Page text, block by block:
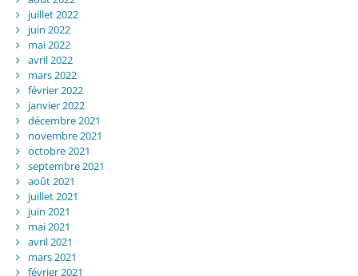
juillet 2022
juin 2022
mai 2022
avril 2022
mars 2022
février 2022
janvier 2022
décembre 2021
novembre 2021
octobre 2021
septembre 2021
août 2021
juillet 2021
juin 2021
mai 2021
avril 2021
mars 2021
février 2021